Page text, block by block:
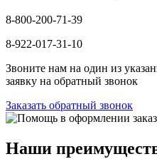
8-800-200-71-39
8-922-017-31-10
Звоните нам на один из
заявку на обратный звонок
Заказать обратный звонок
Наши